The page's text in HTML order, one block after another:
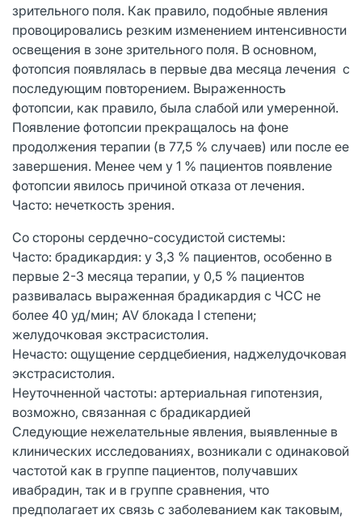
зрительного поля. Как правило, подобные явления
провоцировались резким изменением интенсивности
освещения в зоне зрительного поля. В основном,
фотопсия появлялась в первые два месяца лечения с
последующим повторением. Выраженность
фотопсии, как правило, была слабой или умеренной.
Появление фотопсии прекращалось на фоне
продолжения терапии (в 77,5 % случаев) или после ее
завершения. Менее чем у 1 % пациентов появление
фотопсии явилось причиной отказа от лечения.
Часто: нечеткость зрения.
Со стороны сердечно-сосудистой системы:
Часто: брадикардия: у 3,3 % пациентов, особенно в
первые 2-3 месяца терапии, у 0,5 % пациентов
развивалась выраженная брадикардия с ЧСС не
более 40 уд/мин; AV блокада I степени;
желудочковая экстрасистолия.
Нечасто: ощущение сердцебиения, наджелудочковая
экстрасистолия.
Неуточненной частоты: артериальная гипотензия,
возможно, связанная с брадикардией
Следующие нежелательные явления, выявленные в
клинических исследованиях, возникали с одинаковой
частотой как в группе пациентов, получавших
ивабрадин, так и в группе сравнения, что
предполагает их связь с заболеванием как таковым,